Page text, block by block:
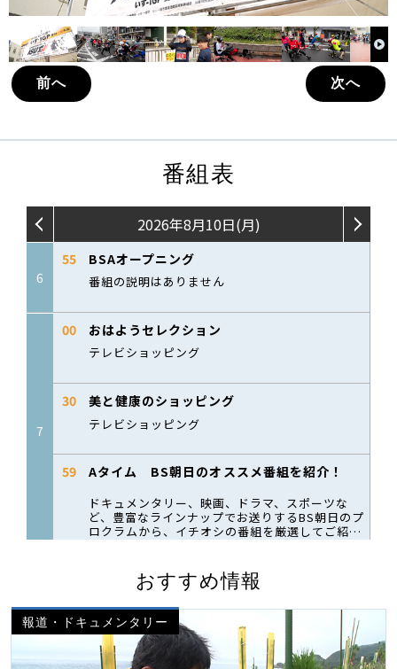
前へ 次へ
番組表
おすすめ情報
報道・ドキュメンタリー